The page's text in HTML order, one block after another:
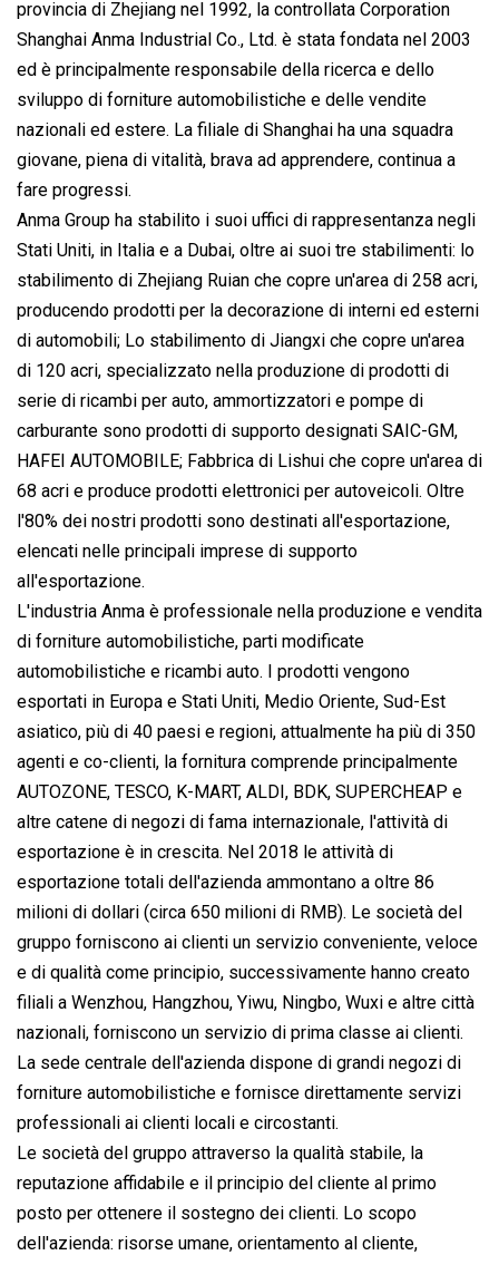
provincia di Zhejiang nel 1992, la controllata Corporation
Shanghai Anma Industrial Co., Ltd. è stata fondata nel 2003
ed è principalmente responsabile della ricerca e dello
sviluppo di forniture automobilistiche e delle vendite
nazionali ed estere. La filiale di Shanghai ha una squadra
giovane, piena di vitalità, brava ad apprendere, continua a
fare progressi.
Anma Group ha stabilito i suoi uffici di rappresentanza negli
Stati Uniti, in Italia e a Dubai, oltre ai suoi tre stabilimenti: lo
stabilimento di Zhejiang Ruian che copre un'area di 258 acri,
producendo prodotti per la decorazione di interni ed esterni
di automobili; Lo stabilimento di Jiangxi che copre un'area
di 120 acri, specializzato nella produzione di prodotti di
serie di ricambi per auto, ammortizzatori e pompe di
carburante sono prodotti di supporto designati SAIC-GM,
HAFEI AUTOMOBILE; Fabbrica di Lishui che copre un'area di
68 acri e produce prodotti elettronici per autoveicoli. Oltre
l'80% dei nostri prodotti sono destinati all'esportazione,
elencati nelle principali imprese di supporto
all'esportazione.
L'industria Anma è professionale nella produzione e vendita
di forniture automobilistiche, parti modificate
automobilistiche e ricambi auto. I prodotti vengono
esportati in Europa e Stati Uniti, Medio Oriente, Sud-Est
asiatico, più di 40 paesi e regioni, attualmente ha più di 350
agenti e co-clienti, la fornitura comprende principalmente
AUTOZONE, TESCO, K-MART, ALDI, BDK, SUPERCHEAP e
altre catene di negozi di fama internazionale, l'attività di
esportazione è in crescita. Nel 2018 le attività di
esportazione totali dell'azienda ammontano a oltre 86
milioni di dollari (circa 650 milioni di RMB). Le società del
gruppo forniscono ai clienti un servizio conveniente, veloce
e di qualità come principio, successivamente hanno creato
filiali a Wenzhou, Hangzhou, Yiwu, Ningbo, Wuxi e altre città
nazionali, forniscono un servizio di prima classe ai clienti.
La sede centrale dell'azienda dispone di grandi negozi di
forniture automobilistiche e fornisce direttamente servizi
professionali ai clienti locali e circostanti.
Le società del gruppo attraverso la qualità stabile, la
reputazione affidabile e il principio del cliente al primo
posto per ottenere il sostegno dei clienti. Lo scopo
dell'azienda: risorse umane, orientamento al cliente,